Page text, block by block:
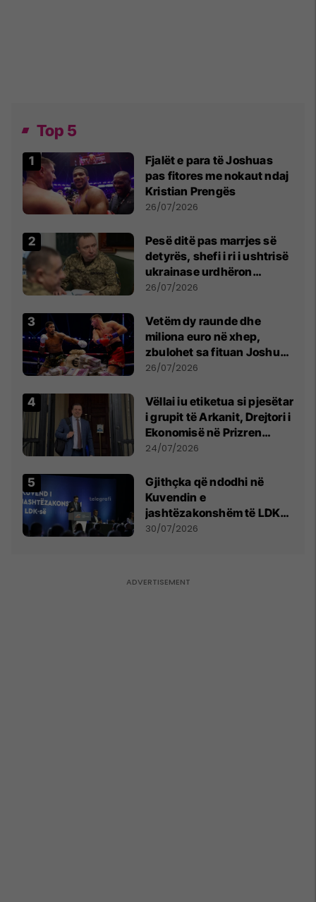
Top 5
Fjalët e para të Joshuas
pas fitores me nokaut ndaj
Kristian Prengës
26/07/2026
Pesë ditë pas marrjes së
detyrës, shefi i ri i ushtrisë
ukrainase urdhëron
kontroll të madh
26/07/2026
Vetëm dy raunde dhe
miliona euro në xhep,
zbulohet sa fituan Joshua
e Prenga
26/07/2026
Vëllai iu etiketua si pjesëtar
i grupit të Arkanit, Drejtori i
Ekonomisë në Prizren
mohon pretendimet
24/07/2026
Gjithçka që ndodhi në
Kuvendin e
jashtëzakonshëm të LDK-
së
30/07/2026